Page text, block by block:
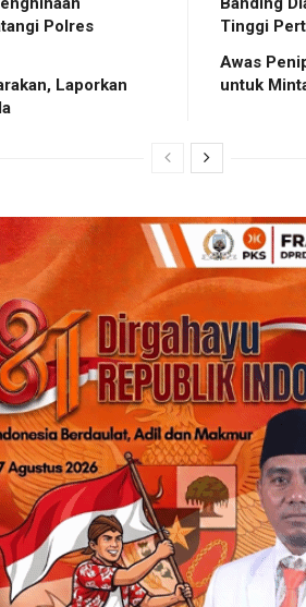
Polres
Laporkan
Tinggi
Awas
untuk